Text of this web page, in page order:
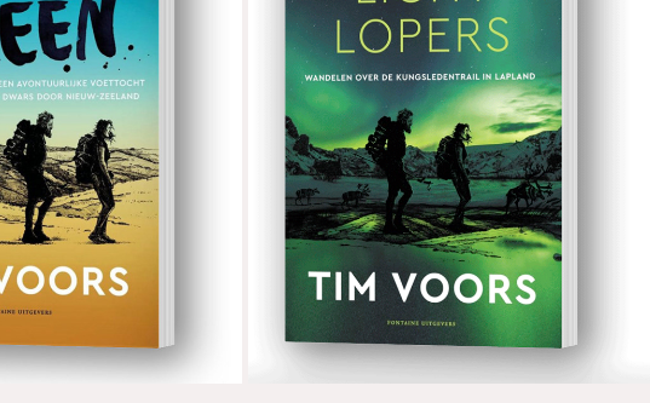
NIET ALLEEN
2020
NOORDERLICHTLOPERS
2022